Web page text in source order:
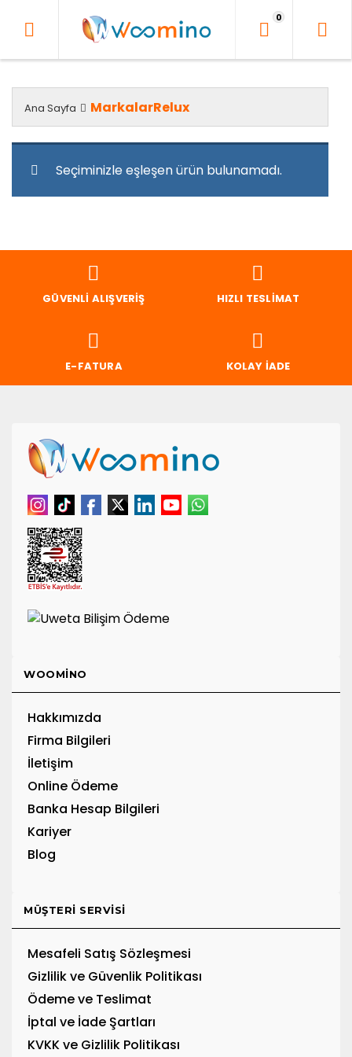
0
Ana Sayfa MarkalarRelux
Seçiminizle eşleşen ürün bulunamadı.
GÜVENLI ALIŞVERIŞ HIZLI TESLIMAT
E-FATURA KOLAY İADE
WOOMINO
Hakkımızda
Firma Bilgileri
İletişim
Online Ödeme
Banka Hesap Bilgileri
Kariyer
Blog
MÜŞTERI SERVISI
Mesafeli Satış Sözleşmesi
Gizlilik ve Güvenlik Politikası
Ödeme ve Teslimat
İptal ve İade Şartları
KVKK ve Gizlilik Politikası